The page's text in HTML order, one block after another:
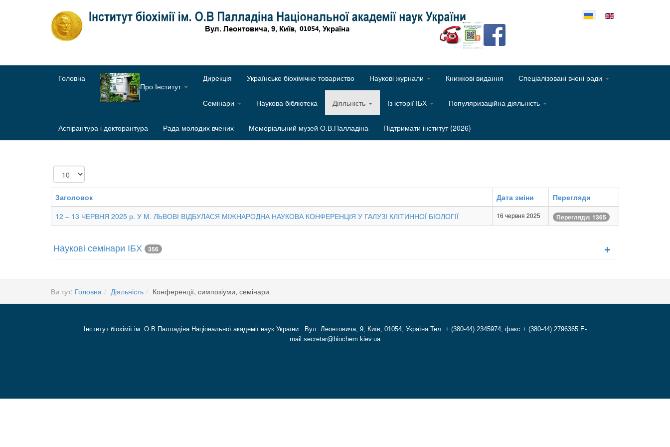
Оберіть свою мову
Головна
Про Інститут
Дирекція Українське біохімічне товариство Наукові журнали Книжкові видання Спеціалізовані вчені ради
Семінари Наукова бібліотека Діяльність Із історії ІБХ Популяризаційна діяльність
Аспірантура і докторантура Рада молодих вчених Меморіальний музей О.В.Палладіна Підтримати інститут (2026)
Показувати
Заголовок Дата зміни
Перегляди
12 – 13 ЧЕРВНЯ 2025 р. У М. ЛЬВОВІ ВІДБУЛАСЯ МІЖНАРОДНА НАУКОВА КОНФЕРЕНЦІЯ У ГАЛУЗІ КЛІТИННОЇ БІОЛОГІЇ
16 червня 2025 Перегляди: 1365
Наукові семінари ІБХ 356
Ви тут: Головна Діяльність Конференції, симпозіуми, семінари
Інститут біохімії ім. О.В Палладіна Національної академії наук України Вул. Леонтовича, 9, Київ, 01054, Україна Тел.:+ (380-44) 2345974; факс:+ (380-44) 2796365 E-
mail:secretar@biochem.kiev.ua